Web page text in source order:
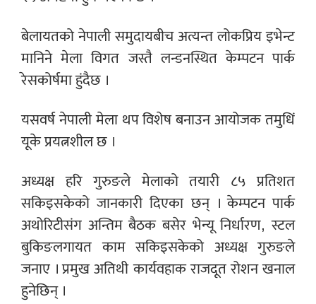
बेलायतको नेपाली समुदायबीच अत्यन्त लोकप्रिय इभेन्ट
मानिने मेला विगत जस्तै लन्डनस्थित केम्पटन पार्क
रेसकोर्षमा हुंदैछ ।
यसवर्ष नेपाली मेला थप विशेष बनाउन आयोजक तमुधिं
यूके प्रयत्नशील छ ।
अध्यक्ष हरि गुरुङले मेलाको तयारी ८५ प्रतिशत
सकिइसकेको जानकारी दिएका छन् । केम्पटन पार्क
अथोरिटीसंग अन्तिम बैठक बसेर भेन्यू निर्धारण, स्टल
बुकिङलगायत काम सकिइसकेको अध्यक्ष गुरुङले
जनाए । प्रमुख अतिथी कार्यवहाक राजदूत रोशन खनाल
हुनेछिन् ।